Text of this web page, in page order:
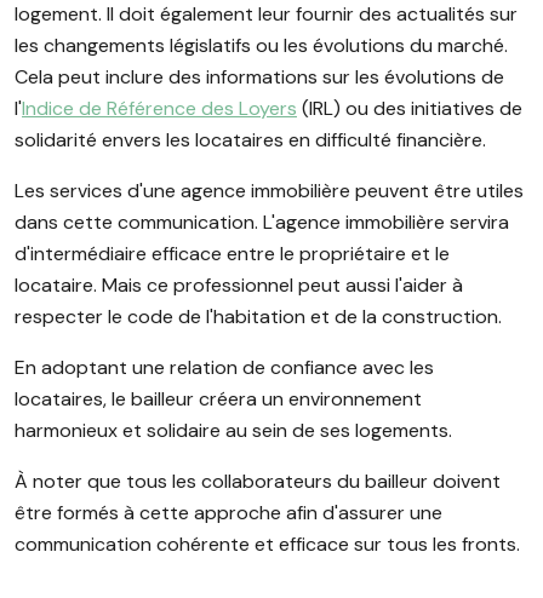
logement. Il doit également leur fournir des actualités sur
les changements législatifs ou les évolutions du marché.
Cela peut inclure des informations sur les évolutions de
l'Indice de Référence des Loyers (IRL) ou des initiatives de
solidarité envers les locataires en difficulté financière.
Les services d'une agence immobilière peuvent être utiles
dans cette communication. L'agence immobilière servira
d'intermédiaire efficace entre le propriétaire et le
locataire. Mais ce professionnel peut aussi l'aider à
respecter le code de l'habitation et de la construction.
En adoptant une relation de confiance avec les
locataires, le bailleur créera un environnement
harmonieux et solidaire au sein de ses logements.
À noter que tous les collaborateurs du bailleur doivent
être formés à cette approche afin d'assurer une
communication cohérente et efficace sur tous les fronts.